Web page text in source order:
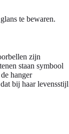
te bewaren.
zijn
staan symbool
hanger
bij haar levensstijl